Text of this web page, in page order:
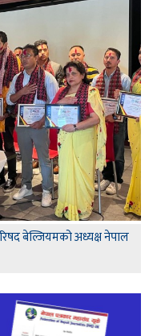
बेल्जियमको अध्यक्ष नेपाल